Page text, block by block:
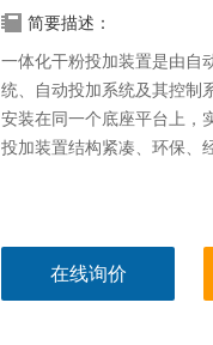
简要描述：
一体化干粉投加装置是由自
统、自动投加系统及其控制
安装在同一个底座平台上，
投加装置结构紧凑、环保、
在线询价